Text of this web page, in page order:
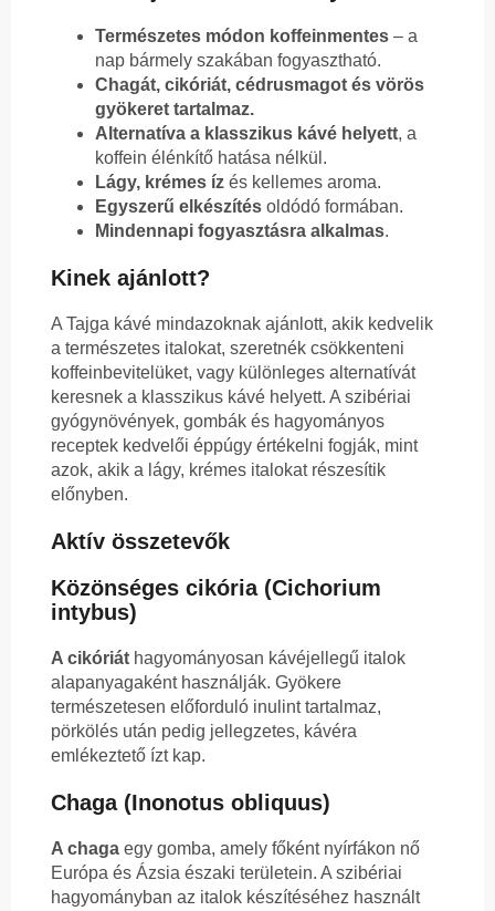
Természetes módon koffeinmentes – a
nap bármely szakában fogyasztható.
Chagát, cikóriát, cédrusmagot és vörös
gyökeret tartalmaz.
Alternatíva a klasszikus kávé helyett, a
koffein élénkítő hatása nélkül.
Lágy, krémes íz és kellemes aroma.
Egyszerű elkészítés oldódó formában.
Mindennapi fogyasztásra alkalmas.
Kinek ajánlott?
A Tajga kávé mindazoknak ajánlott, akik kedvelik
a természetes italokat, szeretnék csökkenteni
koffeinbevitelüket, vagy különleges alternatívát
keresnek a klasszikus kávé helyett. A szibériai
gyógynövények, gombák és hagyományos
receptek kedvelői éppúgy értékelni fogják, mint
azok, akik a lágy, krémes italokat részesítik
előnyben.
Aktív összetevők
Közönséges cikória (Cichorium
intybus)
A cikóriát hagyományosan kávéjellegű italok
alapanyagaként használják. Gyökere
természetesen előforduló inulint tartalmaz,
pörkölés után pedig jellegzetes, kávéra
emlékeztető ízt kap.
Chaga (Inonotus obliquus)
A chaga egy gomba, amely főként nyírfákon nő
Európa és Ázsia északi területein. A szibériai
hagyományban az italok készítéséhez használt